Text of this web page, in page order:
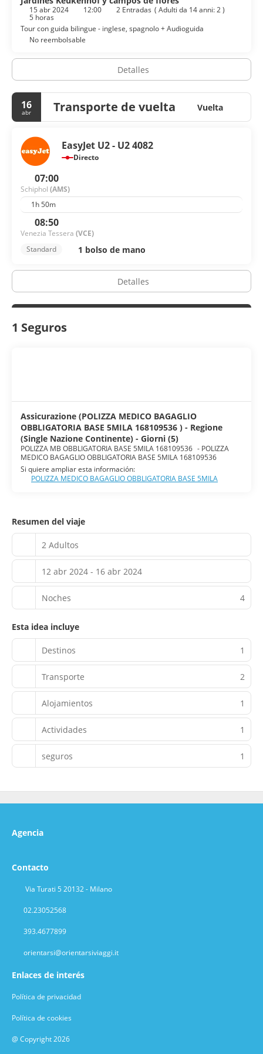
Tendrás check-out exprés, tintorería y un servicio de
recepción las 24 horas a tu disposición. Hay un
aparcamiento sin asistencia (de pago) disponible.
15 abr 2024 12:00 2 Entradas ( Adulti da 14 anni: 2)
5 horas
Tour con guida bilingue - inglese, spagnolo + Audioguida
No reembolsable
Detalles
16
abr Transporte de vuelta Vuelta
EasyJet U2 - U2 4082
Directo
07:00
Schiphol (AMS)
1h 50m
08:50
Venezia Tessera (VCE)
Standard
1 bolso de mano
Detalles
1 Seguros
Assicurazione (POLIZZA MEDICO BAGAGLIO
OBBLIGATORIA BASE 5MILA 168109536 ) - Regione
(Single Nazione Continente) - Giorni (5)
POLIZZA MB OBBLIGATORIA BASE 5MILA 168109536 - POLIZZA
MEDICO BAGAGLIO OBBLIGATORIA BASE 5MILA 168109536
Si quiere ampliar esta información:
POLIZZA MEDICO BAGAGLIO OBBLIGATORIA BASE 5MILA
Resumen del viaje
2 Adultos
12 abr 2024 - 16 abr 2024
Noches 4
Esta idea incluye
Destinos 1
Transporte 2
Alojamientos 1
Actividades 1
seguros 1
Agencia
Contacto
Via Turati 5 20132 - Milano
02.23052568
393.4677899
orientarsi@orientarsiviaggi.it
Enlaces de interés
Política de privacidad
Política de cookies
@ Copyright 2026